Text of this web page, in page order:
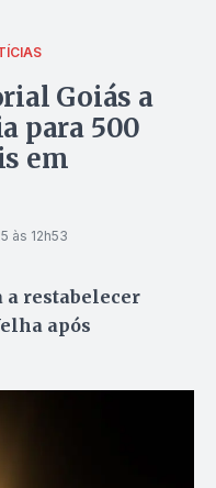
Goiás a
para 500
em
às 12h53
a restabelecer
após